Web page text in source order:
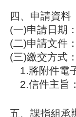
四、申請資料
(一)申請日期：
(二)申請文件
(三)繳交方式：
1.將附件電
2.信件主旨
五、 課指組承